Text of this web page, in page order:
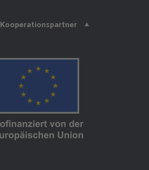
Kooperationspartner